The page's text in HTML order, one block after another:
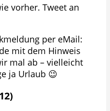
vorher. Tweet an
per eMail:
mit dem Hinweis
mal ab – vielleicht
ja Urlaub 😉